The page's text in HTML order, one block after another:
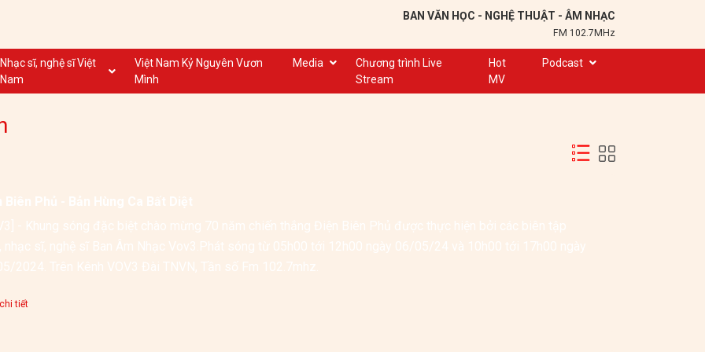
BAN VĂN HỌC - NGHỆ THUẬT - ÂM NHẠC
FM 102.7MHz
Nhạc sĩ, nghệ sĩ Việt
Nam
Nghệ sĩ biểu diễn VN
Nhạc sĩ VN
Việt Nam Kỷ Nguyên Vươn
Mình
Media
Dân ca
Chương trình Live
Stream
Hot
MV
Podcast
Trạm 102,7
Chuyện để kể
Đôi bạn văn chương
Biên Phủ - Bản Hùng Ca Bất Diệt
- Khung sóng đặc biệt chào mừng 70 năm chiến thắng Điện Biên Phủ được thực hiện bởi các biên tập
nhạc sĩ, nghệ sĩ Ban Âm Nhạc Vov3.Phát sóng từ 05h00 tới 12h00 ngày 06/05/24 và 10h00 tới 17h00 ngày
tiết